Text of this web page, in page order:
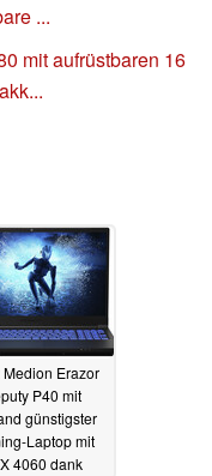
...
mit aufrüstbaren 16
Medion Erazor
P40 mit
günstigster
Laptop mit
4060 dank